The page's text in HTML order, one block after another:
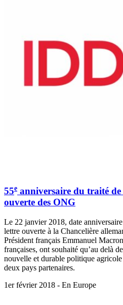
55e anniversaire du traité de
ouverte des ONG
Le 22 janvier 2018, date
lettre ouverte à la Chancelière
Président français Emmanuel
françaises, ont souhaité qu’au delà
nouvelle et durable politique
deux pays partenaires.
1er février 2018 - En Europe